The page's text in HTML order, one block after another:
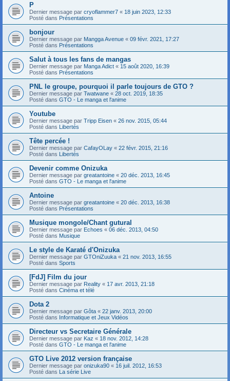
P
Dernier message par cryoflammer7 « 18 juin 2023, 12:33
Posté dans Présentations
bonjour
Dernier message par Mangga Avenue « 09 févr. 2021, 17:27
Posté dans Présentations
Salut à tous les fans de mangas
Dernier message par Manga Adict « 15 août 2020, 16:39
Posté dans Présentations
PNL le groupe, pourquoi il parle toujours de GTO ?
Dernier message par Twatwane « 28 oct. 2019, 18:35
Posté dans GTO - Le manga et l'anime
Youtube
Dernier message par Tripp Eisen « 26 nov. 2015, 05:44
Posté dans Libertés
Tête percée !
Dernier message par CafayOLay « 22 févr. 2015, 21:16
Posté dans Libertés
Devenir comme Onizuka
Dernier message par greatantoine « 20 déc. 2013, 16:45
Posté dans GTO - Le manga et l'anime
Antoine
Dernier message par greatantoine « 20 déc. 2013, 16:38
Posté dans Présentations
Musique mongole/Chant gutural
Dernier message par Echoes « 06 déc. 2013, 04:50
Posté dans Musique
Le style de Karaté d'Onizuka
Dernier message par GTOniZuuka « 21 nov. 2013, 16:55
Posté dans Sports
[FdJ] Film du jour
Dernier message par Reality « 17 avr. 2013, 21:18
Posté dans Cinéma et télé
Dota 2
Dernier message par Gôta « 22 janv. 2013, 20:00
Posté dans Informatique et Jeux Vidéos
Directeur vs Secretaire Générale
Dernier message par Kaz « 18 nov. 2012, 14:28
Posté dans GTO - Le manga et l'anime
GTO Live 2012 version française
Dernier message par onizuka90 « 16 juil. 2012, 16:53
Posté dans La série Live